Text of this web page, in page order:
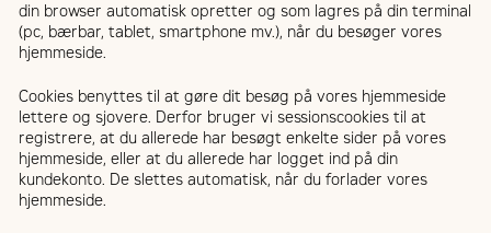
din browser automatisk opretter og som lagres på din terminal
(pc, bærbar, tablet, smartphone mv.), når du besøger vores
hjemmeside.
Cookies benyttes til at gøre dit besøg på vores hjemmeside
lettere og sjovere. Derfor bruger vi sessionscookies til at
registrere, at du allerede har besøgt enkelte sider på vores
hjemmeside, eller at du allerede har logget ind på din
kundekonto. De slettes automatisk, når du forlader vores
hjemmeside.